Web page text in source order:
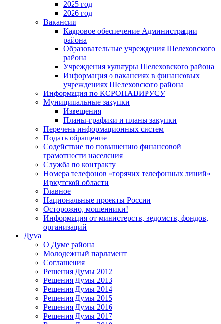
2025 год
2026 год
Вакансии
Кадровое обеспечение Администрации
района
Образовательные учреждения Шелеховского
района
Учреждения культуры Шелеховского района
Информация о вакансиях в финансовых
учреждениях Шелеховского района
Информация по КОРОНАВИРУСУ
Муниципальные закупки
Извещения
Планы-графики и планы закупки
Перечень информационных систем
Подать обращение
Содействие по повышению финансовой
грамотности населения
Служба по контракту
Номера телефонов «горячих телефонных линий»
Иркутской области
Главное
Национальные проекты России
Осторожно, мошенники!
Информация от министерств, ведомств, фондов,
организаций
Дума
О Думе района
Молодежный парламент
Соглашения
Решения Думы 2012
Решения Думы 2013
Решения Думы 2014
Решения Думы 2015
Решения Думы 2016
Решения Думы 2017